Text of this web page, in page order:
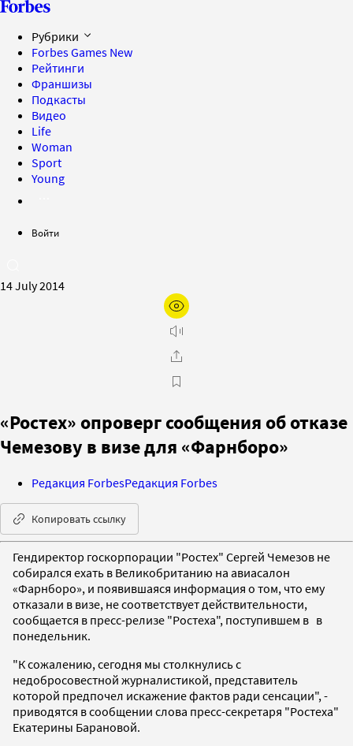
Рубрики
Forbes Games New
Рейтинги
Франшизы
Подкасты
Видео
Life
Woman
Sport
Young
Войти
14 July 2014
«Ростех» опроверг сообщения об отказе
Чемезову в визе для «Фарнборо»
Редакция ForbesРедакция Forbes
Копировать ссылку
Гендиректор госкорпорации "Ростех" Сергей Чемезов не
собирался ехать в Великобританию на авиасалон
«Фарнборо», и появившаяся информация о том, что ему
отказали в визе, не соответствует действительности,
сообщается в пресс-релизе "Ростеха", поступившем в в
понедельник.
"К сожалению, сегодня мы столкнулись с
недобросовестной журналистикой, представитель
которой предпочел искажение фактов ради сенсации", -
приводятся в сообщении слова пресс-секретаря "Ростеха"
Екатерины Барановой.